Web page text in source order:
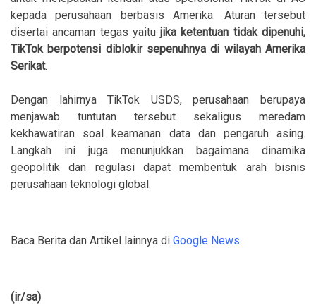
kepada perusahaan berbasis Amerika. Aturan tersebut
disertai ancaman tegas yaitujika ketentuan tidak dipenuhi,
TikTok berpotensi diblokir sepenuhnya di wilayah Amerika
Serikat.
Dengan lahirnya TikTok USDS, perusahaan berupaya
menjawab tuntutan tersebut sekaligus meredam
kekhawatiran soal keamanan data dan pengaruh asing.
Langkah ini juga menunjukkan bagaimana dinamika
geopolitik dan regulasi dapat membentuk arah bisnis
perusahaan teknologi global.
Baca Berita dan Artikel lainnya di Google News
(ir/sa)